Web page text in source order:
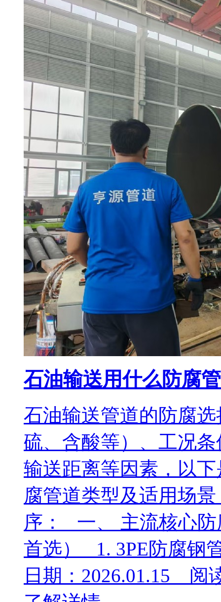
石油输送用什么防腐
石油输送管道的防腐
硫、含酸等）、工况
输送距离等因素，以
腐管道类型及适用场
序： 一、 主流核心防
首选） 1. 3PE防腐钢
日期：2026.01.15 阅